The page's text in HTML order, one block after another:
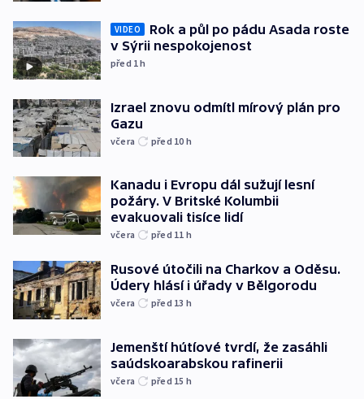
VIDEO
Rok a půl po pádu Asada roste
v Sýrii nespokojenost
před 1h
Izrael znovu odmítl mírový plán pro
Gazu
včera před 10 h
Kanadu i Evropu dál sužují lesní
požáry. V Britské Kolumbii
evakuovali tisíce lidí
včera před 11 h
Rusové útočili na Charkov a Oděsu.
Údery hlásí i úřady v Bělgorodu
včera před 13 h
Jemenští hútíové tvrdí, že zasáhli
saúdskoarabskou rafinerii
včera před 15 h